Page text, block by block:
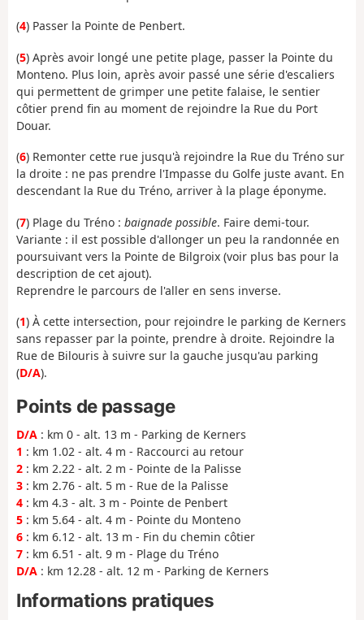
(4) Passer la Pointe de Penbert.
(5) Après avoir longé une petite plage, passer la Pointe du
Monteno. Plus loin, après avoir passé une série d'escaliers
qui permettent de grimper une petite falaise, le sentier
côtier prend fin au moment de rejoindre la Rue du Port
Douar.
(6) Remonter cette rue jusqu'à rejoindre la Rue du Tréno sur
la droite : ne pas prendre l'Impasse du Golfe juste avant. En
descendant la Rue du Tréno, arriver à la plage éponyme.
(7) Plage du Tréno : baignade possible. Faire demi-tour.
Variante : il est possible d'allonger un peu la randonnée en
poursuivant vers la Pointe de Bilgroix (voir plus bas pour la
description de cet ajout).
Reprendre le parcours de l'aller en sens inverse.
(1) À cette intersection, pour rejoindre le parking de Kerners
sans repasser par la pointe, prendre à droite. Rejoindre la
Rue de Bilouris à suivre sur la gauche jusqu'au parking
(D/A).
Points de passage
D/A : km 0 - alt. 13 m - Parking de Kerners
1 : km 1.02 - alt. 4 m - Raccourci au retour
2 : km 2.22 - alt. 2 m - Pointe de la Palisse
3 : km 2.76 - alt. 5 m - Rue de la Palisse
4 : km 4.3 - alt. 3 m - Pointe de Penbert
5 : km 5.64 - alt. 4 m - Pointe du Monteno
6 : km 6.12 - alt. 13 m - Fin du chemin côtier
7 : km 6.51 - alt. 9 m - Plage du Tréno
D/A : km 12.28 - alt. 12 m - Parking de Kerners
Informations pratiques